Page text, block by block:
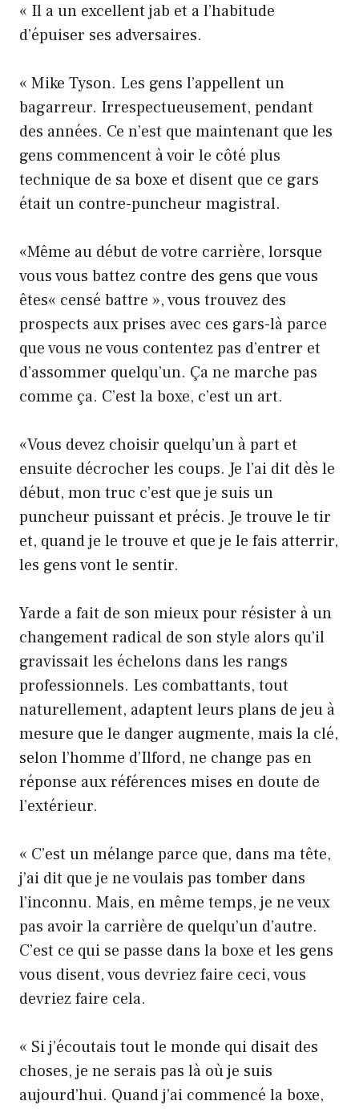
« Il a un excellent jab et a l’habitude
d’épuiser ses adversaires.
« Mike Tyson. Les gens l’appellent un
bagarreur. Irrespectueusement, pendant
des années. Ce n’est que maintenant que les
gens commencent à voir le côté plus
technique de sa boxe et disent que ce gars
était un contre-puncheur magistral.
«Même au début de votre carrière, lorsque
vous vous battez contre des gens que vous
êtes« censé battre », vous trouvez des
prospects aux prises avec ces gars-là parce
que vous ne vous contentez pas d’entrer et
d’assommer quelqu’un. Ça ne marche pas
comme ça. C’est la boxe, c’est un art.
«Vous devez choisir quelqu’un à part et
ensuite décrocher les coups. Je l’ai dit dès le
début, mon truc c’est que je suis un
puncheur puissant et précis. Je trouve le tir
et, quand je le trouve et que je le fais atterrir,
les gens vont le sentir.
Yarde a fait de son mieux pour résister à un
changement radical de son style alors qu’il
gravissait les échelons dans les rangs
professionnels. Les combattants, tout
naturellement, adaptent leurs plans de jeu à
mesure que le danger augmente, mais la clé,
selon l’homme d’Ilford, ne change pas en
réponse aux références mises en doute de
l’extérieur.
« C’est un mélange parce que, dans ma tête,
j’ai dit que je ne voulais pas tomber dans
l’inconnu. Mais, en même temps, je ne veux
pas avoir la carrière de quelqu’un d’autre.
C’est ce qui se passe dans la boxe et les gens
vous disent, vous devriez faire ceci, vous
devriez faire cela.
« Si j’écoutais tout le monde qui disait des
choses, je ne serais pas là où je suis
aujourd’hui. Quand j’ai commencé la boxe,